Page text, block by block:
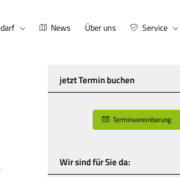
News Über uns Service
jetzt Termin buchen
Terminvereinbarung
Wir sind für Sie da: